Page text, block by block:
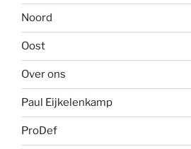
Noord
Oost
Over ons
Paul Eijkelenkamp
ProDef